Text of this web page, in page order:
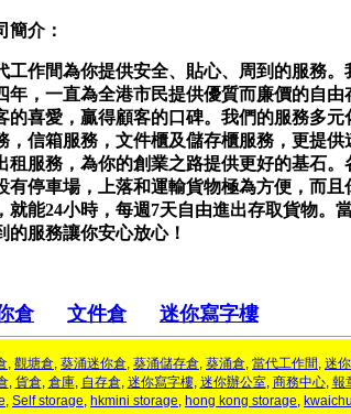
簡介：
工作間為你提供安全、貼心、周到的服務。
年，一直為全港市民提供優質而廉價的自由
的喜愛，贏得顧客的口碑。我們的服務多元
，信箱服務，文件櫃及儲存櫃服務，更提供
租服務，為你的創業之路提供更好的基石。
有停車場，上落和運輸貨物極為方便，而且
就能24小時，每週7天自由進出存取貨物。
的服務讓你安心放心！
倉 文件倉 迷你寫字樓
, 觀塘倉, 葵涌迷你倉, 葵涌儲存倉, 葵涌倉, 當代工作間, 迷
, 貨倉, 倉庫, 自存倉, 迷你寫字樓, 迷你辦公室, 商務中心, 報
, Self storage, hkmini storage, hong kong storage,